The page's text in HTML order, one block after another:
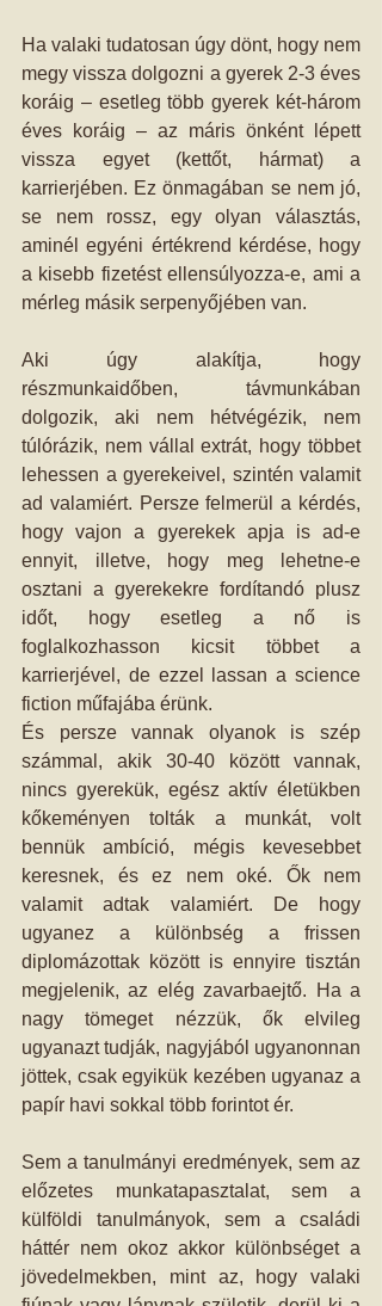
Ha valaki tudatosan úgy dönt, hogy nem
megy vissza dolgozni a gyerek 2-3 éves
koráig – esetleg több gyerek két-három
éves koráig – az máris önként lépett
vissza egyet (kettőt, hármat) a
karrierjében. Ez önmagában se nem jó,
se nem rossz, egy olyan választás,
aminél egyéni értékrend kérdése, hogy
a kisebb fizetést ellensúlyozza-e, ami a
mérleg másik serpenyőjében van.
Aki úgy alakítja, hogy
részmunkaidőben, távmunkában
dolgozik, aki nem hétvégézik, nem
túlórázik, nem vállal extrát, hogy többet
lehessen a gyerekeivel, szintén valamit
ad valamiért. Persze felmerül a kérdés,
hogy vajon a gyerekek apja is ad-e
ennyit, illetve, hogy meg lehetne-e
osztani a gyerekekre fordítandó plusz
időt, hogy esetleg a nő is
foglalkozhasson kicsit többet a
karrierjével, de ezzel lassan a science
fiction műfajába érünk.
És persze vannak olyanok is szép
számmal, akik 30-40 között vannak,
nincs gyerekük, egész aktív életükben
kőkeményen tolták a munkát, volt
bennük ambíció, mégis kevesebbet
keresnek, és ez nem oké. Ők nem
valamit adtak valamiért. De hogy
ugyanez a különbség a frissen
diplomázottak között is ennyire tisztán
megjelenik, az elég zavarbaejtő. Ha a
nagy tömeget nézzük, ők elvileg
ugyanazt tudják, nagyjából ugyanonnan
jöttek, csak egyikük kezében ugyanaz a
papír havi sokkal több forintot ér.
Sem a tanulmányi eredmények, sem az
előzetes munkatapasztalat, sem a
külföldi tanulmányok, sem a családi
háttér nem okoz akkor különbséget a
jövedelmekben, mint az, hogy valaki